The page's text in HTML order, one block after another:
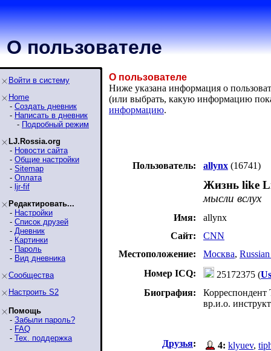
О пользователе
Войти в систему
Home
- Создать дневник
- Написать в дневник
- Подробный режим
LJ.Rossia.org
- Новости сайта
- Общие настройки
- Sitemap
- Оплата
- ljr-fif
Редактировать...
- Настройки
- Список друзей
- Дневник
- Картинки
- Пароль
- Вид дневника
Сообщества
Настроить S2
Помощь
- Забыли пароль?
- FAQ
- Тех. поддержка
О пользователе
Ниже указана информация о
(или выбрать, какую информацию
информацию.
Пользователь: allynx (16741)
Жизнь like
мысли вслух
Имя:
allynx
Сайт:
CNN
Местоположение:
Москва,
Номер ICQ:
25172375 (
Биография:
Корреспондент
вр.и.о.
Друзья: 4: klyuev,